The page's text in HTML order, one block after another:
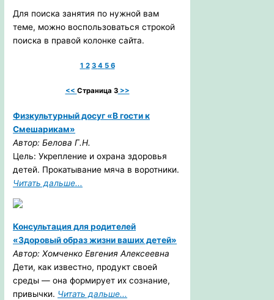
Для поиска занятия по нужной вам
теме, можно воспользоваться строкой
поиска в правой колонке сайта.
1 2 3 4 5 6
<< Страница 3>>
Физкультурный досуг «В гости к
Смешарикам»
Автор: Белова Г.Н.
Цель: Укрепление и охрана здоровья
детей. Прокатывание мяча в воротники.
Читать дальше...
Консультация для родителей
«Здоровый образ жизни ваших детей»
Автор: Хомченко Евгения Алексеевна
Дети, как известно, продукт своей
среды — она формирует их сознание,
привычки. Читать дальше...